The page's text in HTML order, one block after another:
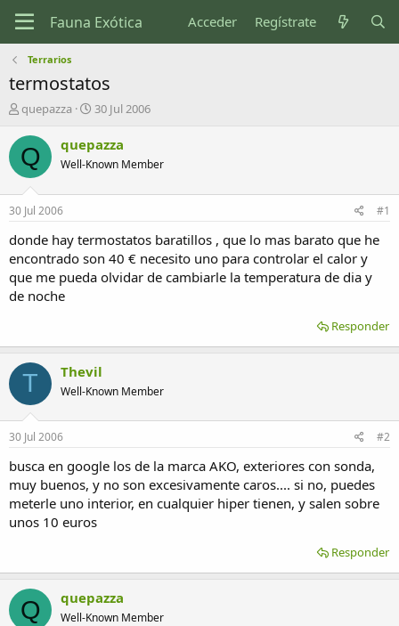
Acceder Regístrate
Terrarios
termostatos
I
i
c
i
d
o
r
e
l
t
a
quepazza
F
c
a
n
c
i
30 Jul 2006
Q quepazza
Well-Known Member
30 Jul 2006 #1
donde hay termostatos baratillos , que lo mas barato que he
encontrado son 40 € necesito uno para controlar el calor y
que me pueda olvidar de cambiarle la temperatura de dia y
de noche
Responder
T Thevil
Well-Known Member
30 Jul 2006 #2
busca en google los de la marca AKO, exteriores con sonda,
muy buenos, y no son excesivamente caros.... si no, puedes
meterle uno interior, en cualquier hiper tienen, y salen sobre
unos 10 euros
Responder
Q quepazza
Well-Known Member